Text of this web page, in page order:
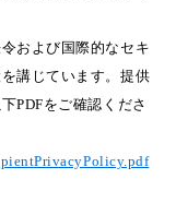
および国際的なセキ
講じています。提供
PDFをご確認くださ